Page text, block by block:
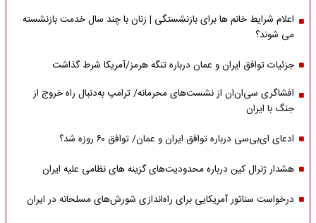
اعلام شرایط خانم ها برای بازنشستگی | زنان با چند سال خدمت بازنشسته
می شوند؟
جزئیات توافق ایران و عمان درباره تنگه هرمز/آمریکا شرط گذاشت
افشاگری سی‌ان‌ان از نشست‌های محرمانه/ ترامپ به‌دنبال راه خروج از
جنگ با ایران
ادعای ای‌بی‌سی درباره توافق ایران و عمان/ توافق ۶۰ روزه شد؟
هشدار ژنرال کین درباره محدودیت‌های گزینه های نظامی علیه ایران
درخواست سناتور آمریکایی برای راه‌اندازی شورش‌های مسلحانه در ایران